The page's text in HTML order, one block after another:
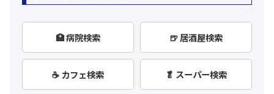
🏥 病院検索 🍺 居酒屋検索
☕ カフェ検索 🥬 スーパー検索